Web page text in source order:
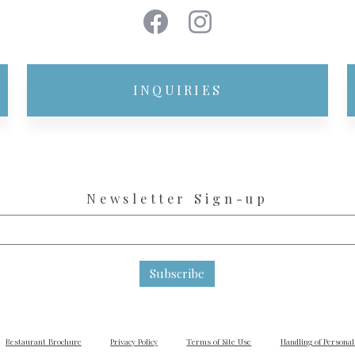
INQUIRIES
Newsletter Sign-up
Subscribe
Restaurant Brochure Privacy Policy Terms of Site Use Handling of